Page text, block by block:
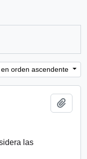
orden ascendente
las